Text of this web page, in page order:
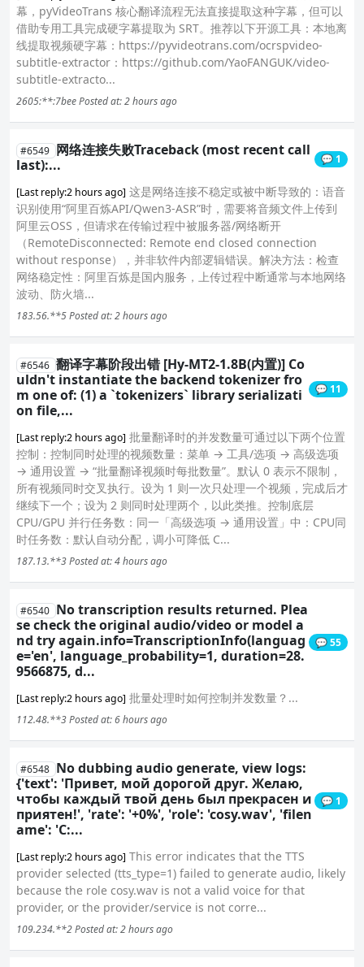
幕，pyVideoTrans 核心翻译流程无法直接提取这种字幕，但可以
借助专用工具完成硬字幕提取为 SRT。推荐以下开源工具：本地离
线提取视频硬字幕：https://pyvideotrans.com/ocrspvideo-
subtitle-extractor：https://github.com/YaoFANGUK/video-
subtitle-extracto...
2605:**:7beePosted at: 2 hours ago
#6549 网络连接失败Traceback (most recent call
last):...
💬 1
[Last reply:2 hours ago] 这是网络连接不稳定或被中断导致的：语音
识别使用“阿里百炼API/Qwen3-ASR”时，需要将音频文件上传到
阿里云OSS，但请求在传输过程中被服务器/网络断开
（RemoteDisconnected: Remote end closed connection
without response），并非软件内部逻辑错误。解决方法：检查
网络稳定性：阿里百炼是国内服务，上传过程中断通常与本地网络
波动、防火墙...
183.56.**5Posted at: 2 hours ago
#6546 翻译字幕阶段出错 [Hy-MT2-1.8B(内置)] Co
uldn't instantiate the backend tokenizer fro
m one of: (1) a `tokenizers` library serializati
on file,...
💬 11
[Last reply:2 hours ago] 批量翻译时的并发数量可通过以下两个位置
控制：控制同时处理的视频数量：菜单 → 工具/选项 → 高级选项
→ 通用设置 → “批量翻译视频时每批数量”。默认 0 表示不限制，
所有视频同时交叉执行。设为 1 则一次只处理一个视频，完成后才
继续下一个；设为 2 则同时处理两个，以此类推。控制底层
CPU/GPU 并行任务数：同一「高级选项 → 通用设置」中：CPU同
时任务数：默认自动分配，调小可降低 C...
187.13.**3Posted at: 4 hours ago
#6540 No transcription results returned. Plea
se check the original audio/video or model a
nd try again.info=TranscriptionInfo(languag
e='en', language_probability=1, duration=28.
9566875, d...
💬 55
[Last reply:2 hours ago] 批量处理时如何控制并发数量？...
112.48.**3Posted at: 6 hours ago
#6548 No dubbing audio generate, view logs:
{'text': 'Привет, мой дорогой друг. Желаю,
чтобы каждый твой день был прекрасен и
приятен!', 'rate': '+0%', 'role': 'cosy.wav', 'filen
ame': 'C:...
💬 1
[Last reply:2 hours ago] This error indicates that the TTS
provider selected (tts_type=1) failed to generate audio, likely
because the role cosy.wav is not a valid voice for that
provider, or the provider/service is not corre...
109.234.**2Posted at: 2 hours ago